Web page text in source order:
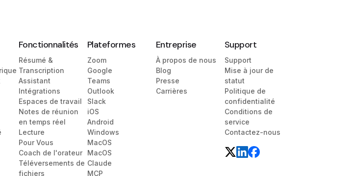
Fonctionnalités
Résumé &
Transcription
Assistant
Intégrations
Espaces de travail
Notes de réunion
en temps réel
Lecture
Pour Vous
Coach de l'orateur
Téléversements de
fichiers
Plateformes
Zoom
Google
Teams
Outlook
Slack
iOS
Android
Windows
MacOS
MacOS
Claude
MCP
Entreprise
À propos de nous
Blog
Presse
Carrières
Support
Support
Mise à jour de
statut
Politique de
confidentialité
Conditions de
service
Contactez-nous